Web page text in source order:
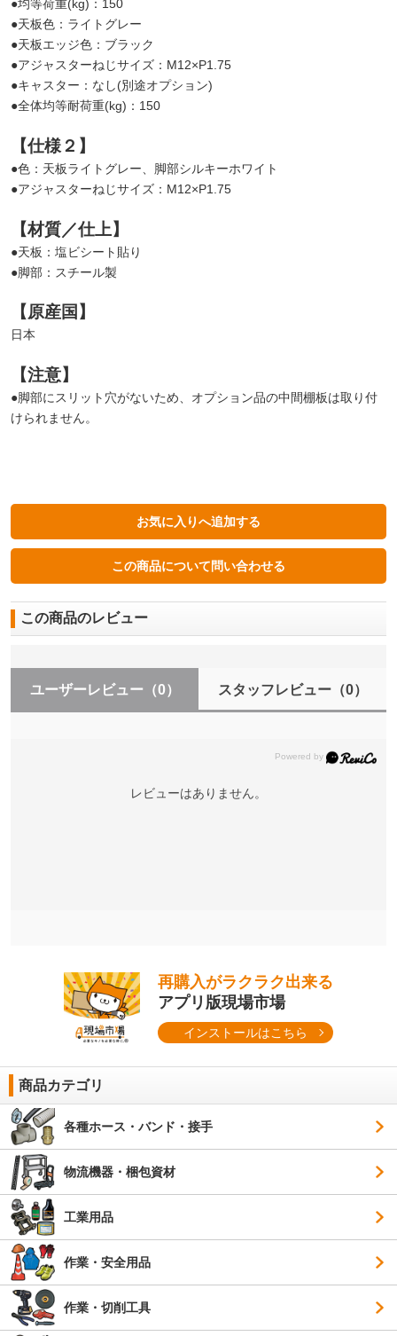
●均等荷重(kg)：150
●天板色：ライトグレー
●天板エッジ色：ブラック
●アジャスターねじサイズ：M12×P1.75
●キャスター：なし(別途オプション)
●全体均等耐荷重(kg)：150
【仕様２】
●色：天板ライトグレー、脚部シルキーホワイト
●アジャスターねじサイズ：M12×P1.75
【材質／仕上】
●天板：塩ビシート貼り
●脚部：スチール製
【原産国】
日本
【注意】
●脚部にスリット穴がないため、オプション品の中間棚板は取り付
けられません。
この商品のレビュー
ユーザーレビュー （0） スタッフレビュー（0）
レビューはありません。
再購入がラクラク出来る
アプリ版現場市場
インストールはこちら
商品カテゴリ
各種ホース・バンド・接手
物流機器・梱包資材
工業用品
作業・安全用品
作業・切削工具